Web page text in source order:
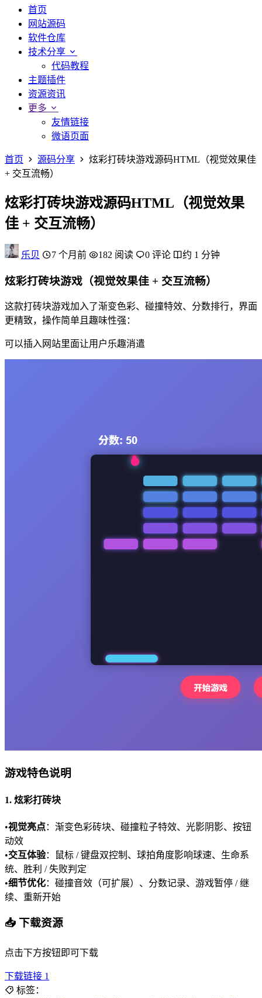
首页
网站源码
软件仓库
技术分享
代码教程
主题插件
资源资讯
更多
友情链接
微语页面
首页 源码分享
炫彩打砖块游戏源码HTML（视觉效果佳
+ 交互流畅）
炫彩打砖块游戏源码HTML（视觉效果
佳 + 交互流畅）
乐贝 7 个月前 182 阅读 0 评论 约 1 分钟
炫彩打砖块游戏（视觉效果佳 + 交互流畅）
这款打砖块游戏加入了渐变色彩、碰撞特效、分数排行，界面
更精致，操作简单且趣味性强：
可以插入网站里面让用户乐趣消遣
游戏特色说明
1. 炫彩打砖块
•视觉亮点：渐变色彩砖块、碰撞粒子特效、光影阴影、按钮
动效
•交互体验：鼠标 / 键盘双控制、球拍角度影响球速、生命系
统、胜利 / 失败判定
•细节优化：碰撞音效（可扩展）、分数记录、游戏暂停 / 继
续、重新开始
📥 下载资源
点击下方按钮即可下载
下载链接 1
标签：